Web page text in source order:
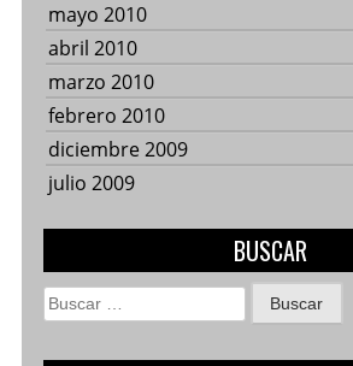
mayo 2010
abril 2010
marzo 2010
febrero 2010
diciembre 2009
julio 2009
BUSCAR
Buscar: